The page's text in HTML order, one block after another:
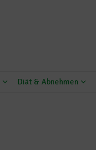
Diät & Abnehmen